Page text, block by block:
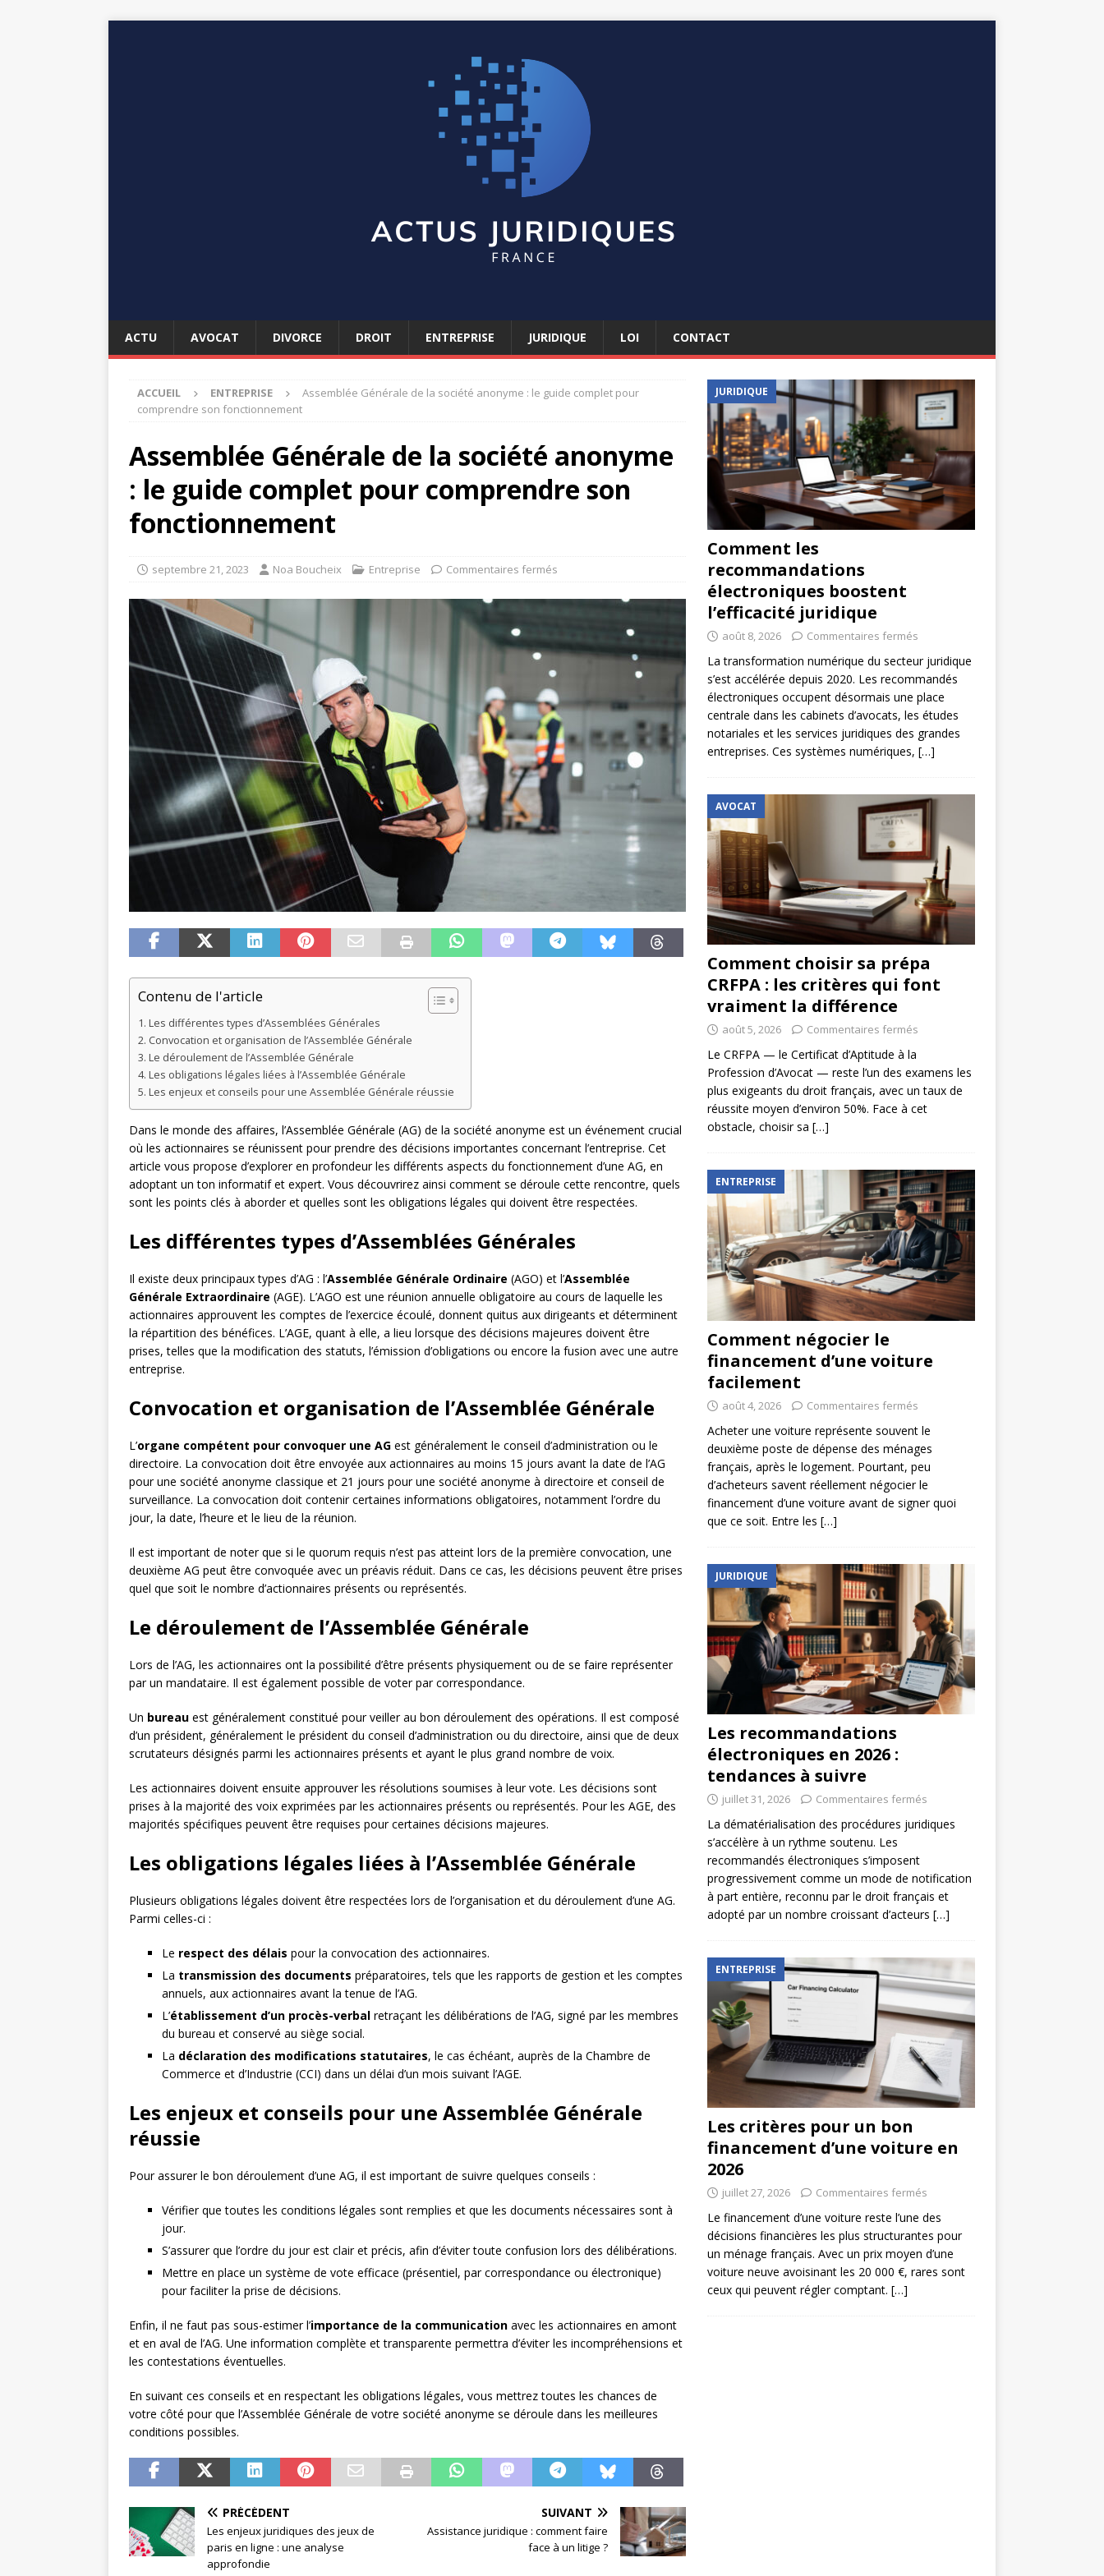
ACTU AVOCAT DIVORCE DROIT ENTREPRISE JURIDIQUE LOI CONTACT
ACCUEIL ENTREPRISE
Assemblée Générale de la société anonyme : le guide complet pour
comprendre son fonctionnement
Assemblée Générale de la société anonyme
: le guide complet pour comprendre son
fonctionnement
septembre 21, 2023 Noa Boucheix Entreprise Commentaires fermés
Contenu de l'article
Les différentes types d’Assemblées Générales
Convocation et organisation de l’Assemblée Générale
Le déroulement de l’Assemblée Générale
Les obligations légales liées à l’Assemblée Générale
Les enjeux et conseils pour une Assemblée Générale réussie
Dans le monde des affaires, l’Assemblée Générale (AG) de la société anonyme est un événement crucial
où les actionnaires se réunissent pour prendre des décisions importantes concernant l’entreprise. Cet
article vous propose d’explorer en profondeur les différents aspects du fonctionnement d’une AG, en
adoptant un ton informatif et expert. Vous découvrirez ainsi comment se déroule cette rencontre, quels
sont les points clés à aborder et quelles sont les obligations légales qui doivent être respectées.
Les différentes types d’Assemblées Générales
Il existe deux principaux types d’AG : l’Assemblée Générale Ordinaire (AGO) et l’Assemblée
Générale Extraordinaire (AGE). L’AGO est une réunion annuelle obligatoire au cours de laquelle les
actionnaires approuvent les comptes de l’exercice écoulé, donnent quitus aux dirigeants et déterminent
la répartition des bénéfices. L’AGE, quant à elle, a lieu lorsque des décisions majeures doivent être
prises, telles que la modification des statuts, l’émission d’obligations ou encore la fusion avec une autre
entreprise.
Convocation et organisation de l’Assemblée Générale
L’organe compétent pour convoquer une AG est généralement le conseil d’administration ou le
directoire. La convocation doit être envoyée aux actionnaires au moins 15 jours avant la date de l’AG
pour une société anonyme classique et 21 jours pour une société anonyme à directoire et conseil de
surveillance. La convocation doit contenir certaines informations obligatoires, notamment l’ordre du
jour, la date, l’heure et le lieu de la réunion.
Il est important de noter que si le quorum requis n’est pas atteint lors de la première convocation, une
deuxième AG peut être convoquée avec un préavis réduit. Dans ce cas, les décisions peuvent être prises
quel que soit le nombre d’actionnaires présents ou représentés.
Le déroulement de l’Assemblée Générale
Lors de l’AG, les actionnaires ont la possibilité d’être présents physiquement ou de se faire représenter
par un mandataire. Il est également possible de voter par correspondance.
Un bureau est généralement constitué pour veiller au bon déroulement des opérations. Il est composé
d’un président, généralement le président du conseil d’administration ou du directoire, ainsi que de deux
scrutateurs désignés parmi les actionnaires présents et ayant le plus grand nombre de voix.
Les actionnaires doivent ensuite approuver les résolutions soumises à leur vote. Les décisions sont
prises à la majorité des voix exprimées par les actionnaires présents ou représentés. Pour les AGE, des
majorités spécifiques peuvent être requises pour certaines décisions majeures.
Les obligations légales liées à l’Assemblée Générale
Plusieurs obligations légales doivent être respectées lors de l’organisation et du déroulement d’une AG.
Parmi celles-ci :
Le respect des délais pour la convocation des actionnaires.
La transmission des documents préparatoires, tels que les rapports de gestion et les comptes
annuels, aux actionnaires avant la tenue de l’AG.
L’établissement d’un procès-verbal retraçant les délibérations de l’AG, signé par les membres
du bureau et conservé au siège social.
La déclaration des modifications statutaires, le cas échéant, auprès de la Chambre de
Commerce et d’Industrie (CCI) dans un délai d’un mois suivant l’AGE.
Les enjeux et conseils pour une Assemblée Générale
réussie
Pour assurer le bon déroulement d’une AG, il est important de suivre quelques conseils :
Vérifier que toutes les conditions légales sont remplies et que les documents nécessaires sont à
jour.
S’assurer que l’ordre du jour est clair et précis, afin d’éviter toute confusion lors des délibérations.
Mettre en place un système de vote efficace (présentiel, par correspondance ou électronique)
pour faciliter la prise de décisions.
Enfin, il ne faut pas sous-estimer l’importance de la communication avec les actionnaires en amont
et en aval de l’AG. Une information complète et transparente permettra d’éviter les incompréhensions et
les contestations éventuelles.
En suivant ces conseils et en respectant les obligations légales, vous mettrez toutes les chances de
votre côté pour que l’Assemblée Générale de votre société anonyme se déroule dans les meilleures
conditions possibles.
PRÉCÉDENT
Les enjeux juridiques des jeux de
paris en ligne : une analyse
approfondie
SUIVANT
Assistance juridique : comment faire
face à un litige ?
JURIDIQUE
Comment les
recommandations
électroniques boostent
l’efficacité juridique
août 8, 2026 Commentaires fermés
La transformation numérique du secteur juridique
s’est accélérée depuis 2020. Les recommandés
électroniques occupent désormais une place
centrale dans les cabinets d’avocats, les études
notariales et les services juridiques des grandes
entreprises. Ces systèmes numériques, […]
AVOCAT
Comment choisir sa prépa
CRFPA : les critères qui font
vraiment la différence
août 5, 2026 Commentaires fermés
Le CRFPA — le Certificat d’Aptitude à la
Profession d’Avocat — reste l’un des examens les
plus exigeants du droit français, avec un taux de
réussite moyen d’environ 50%. Face à cet
obstacle, choisir sa […]
ENTREPRISE
Comment négocier le
financement d’une voiture
facilement
août 4, 2026 Commentaires fermés
Acheter une voiture représente souvent le
deuxième poste de dépense des ménages
français, après le logement. Pourtant, peu
d’acheteurs savent réellement négocier le
financement d’une voiture avant de signer quoi
que ce soit. Entre les […]
JURIDIQUE
Les recommandations
électroniques en 2026 :
tendances à suivre
juillet 31, 2026 Commentaires fermés
La dématérialisation des procédures juridiques
s’accélère à un rythme soutenu. Les
recommandés électroniques s’imposent
progressivement comme un mode de notification
à part entière, reconnu par le droit français et
adopté par un nombre croissant d’acteurs […]
ENTREPRISE
Les critères pour un bon
financement d’une voiture en
2026
juillet 27, 2026 Commentaires fermés
Le financement d’une voiture reste l’une des
décisions financières les plus structurantes pour
un ménage français. Avec un prix moyen d’une
voiture neuve avoisinant les 20 000 €, rares sont
ceux qui peuvent régler comptant. […]